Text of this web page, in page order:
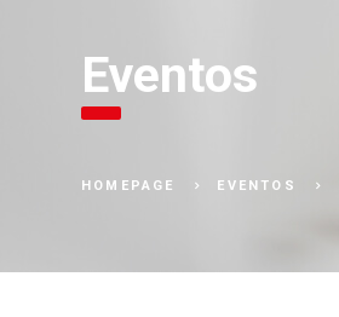
Eventos
HOMEPAGE EVENTOS